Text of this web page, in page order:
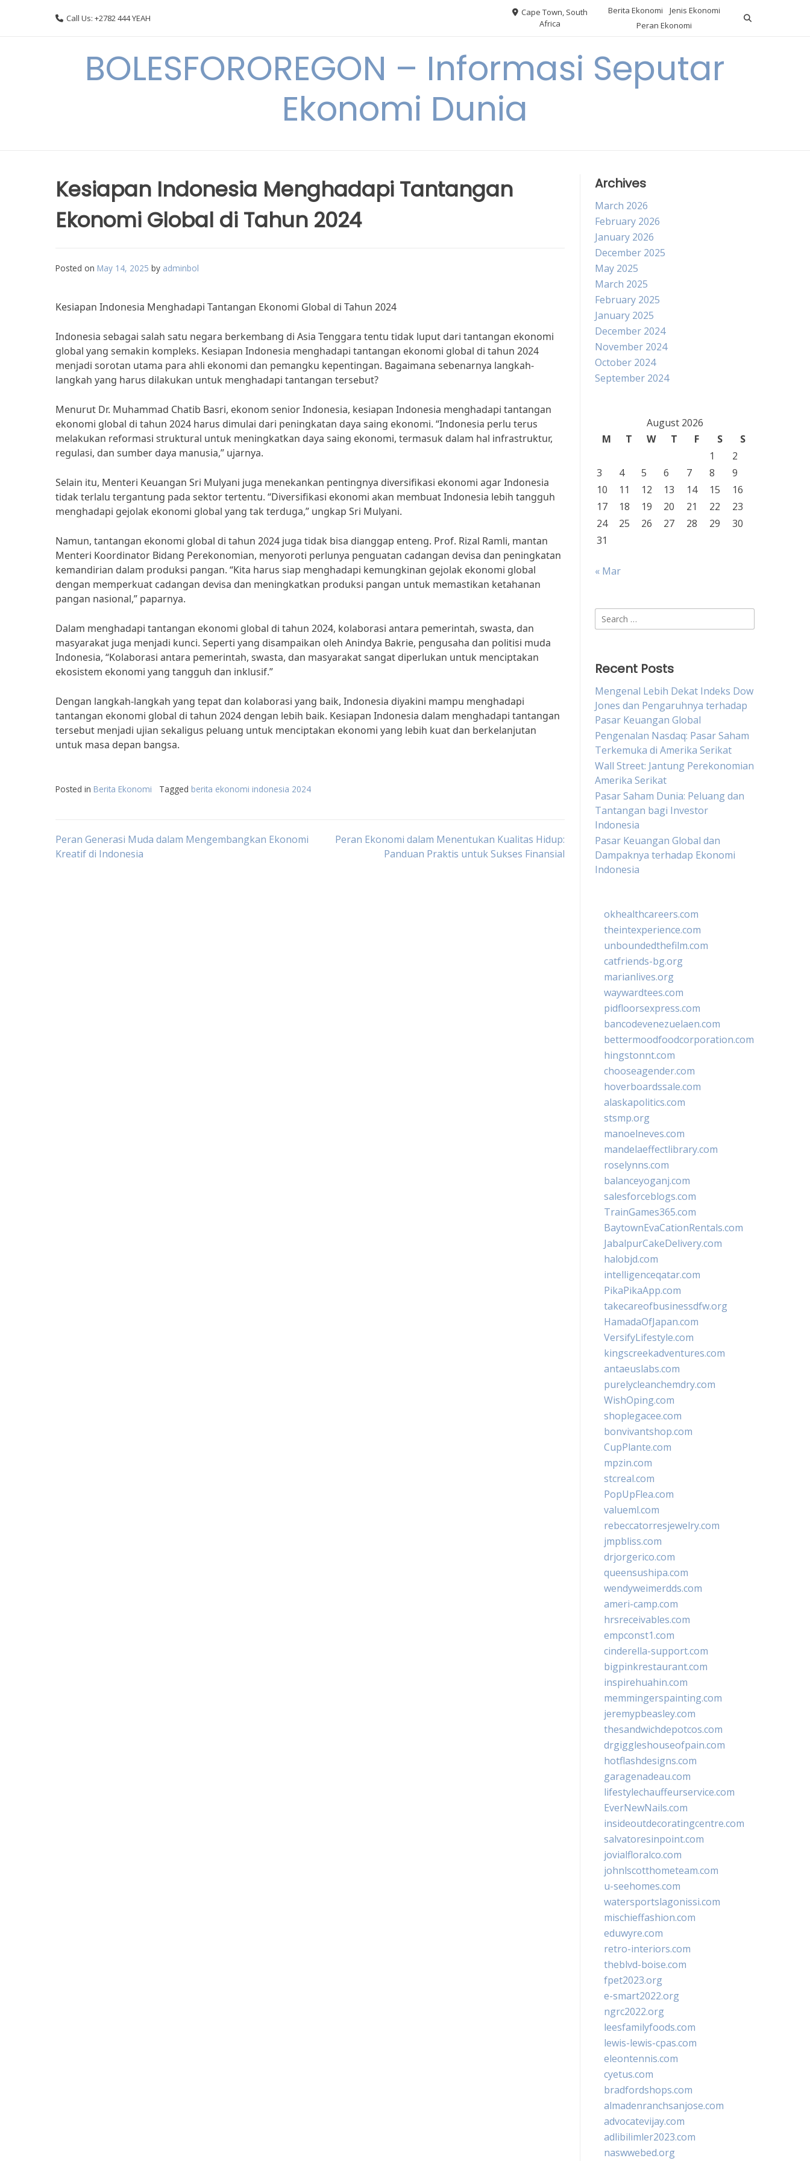
Call Us: +2782 444 YEAH
Cape Town, South
Africa
Berita Ekonomi
Jenis Ekonomi
Peran Ekonomi
BOLESFOROREGON – Informasi Seputar
Ekonomi Dunia
Kesiapan Indonesia Menghadapi Tantangan
Ekonomi Global di Tahun 2024
Posted on May 14, 2025 by adminbol
Kesiapan Indonesia Menghadapi Tantangan Ekonomi Global di Tahun 2024
Indonesia sebagai salah satu negara berkembang di Asia Tenggara tentu tidak luput dari tantangan ekonomi
global yang semakin kompleks. Kesiapan Indonesia menghadapi tantangan ekonomi global di tahun 2024
menjadi sorotan utama para ahli ekonomi dan pemangku kepentingan. Bagaimana sebenarnya langkah-
langkah yang harus dilakukan untuk menghadapi tantangan tersebut?
Menurut Dr. Muhammad Chatib Basri, ekonom senior Indonesia, kesiapan Indonesia menghadapi tantangan
ekonomi global di tahun 2024 harus dimulai dari peningkatan daya saing ekonomi. “Indonesia perlu terus
melakukan reformasi struktural untuk meningkatkan daya saing ekonomi, termasuk dalam hal infrastruktur,
regulasi, dan sumber daya manusia,” ujarnya.
Selain itu, Menteri Keuangan Sri Mulyani juga menekankan pentingnya diversifikasi ekonomi agar Indonesia
tidak terlalu tergantung pada sektor tertentu. “Diversifikasi ekonomi akan membuat Indonesia lebih tangguh
menghadapi gejolak ekonomi global yang tak terduga,” ungkap Sri Mulyani.
Namun, tantangan ekonomi global di tahun 2024 juga tidak bisa dianggap enteng. Prof. Rizal Ramli, mantan
Menteri Koordinator Bidang Perekonomian, menyoroti perlunya penguatan cadangan devisa dan peningkatan
kemandirian dalam produksi pangan. “Kita harus siap menghadapi kemungkinan gejolak ekonomi global
dengan memperkuat cadangan devisa dan meningkatkan produksi pangan untuk memastikan ketahanan
pangan nasional,” paparnya.
Dalam menghadapi tantangan ekonomi global di tahun 2024, kolaborasi antara pemerintah, swasta, dan
masyarakat juga menjadi kunci. Seperti yang disampaikan oleh Anindya Bakrie, pengusaha dan politisi muda
Indonesia, “Kolaborasi antara pemerintah, swasta, dan masyarakat sangat diperlukan untuk menciptakan
ekosistem ekonomi yang tangguh dan inklusif.”
Dengan langkah-langkah yang tepat dan kolaborasi yang baik, Indonesia diyakini mampu menghadapi
tantangan ekonomi global di tahun 2024 dengan lebih baik. Kesiapan Indonesia dalam menghadapi tantangan
tersebut menjadi ujian sekaligus peluang untuk menciptakan ekonomi yang lebih kuat dan berkelanjutan
untuk masa depan bangsa.
Posted in Berita Ekonomi Tagged berita ekonomi indonesia 2024
Post
Peran Generasi Muda dalam Mengembangkan Ekonomi
Kreatif di Indonesia
Peran Ekonomi dalam Menentukan Kualitas Hidup:
Panduan Praktis untuk Sukses Finansial
Archives
March 2026
February 2026
January 2026
December 2025
May 2025
March 2025
February 2025
January 2025
December 2024
November 2024
October 2024
September 2024
August 2026
M
T W T F S
S
1
2
3
4 5 6 7 8
9
10
11 12 13 14 15
16
17
18 19 20 21 22
23
24
25 26 27 28 29
30
31
« Mar
Search
for:
Recent Posts
Mengenal Lebih Dekat Indeks Dow
Jones dan Pengaruhnya terhadap
Pasar Keuangan Global
Pengenalan Nasdaq: Pasar Saham
Terkemuka di Amerika Serikat
Wall Street: Jantung Perekonomian
Amerika Serikat
Pasar Saham Dunia: Peluang dan
Tantangan bagi Investor
Indonesia
Pasar Keuangan Global dan
Dampaknya terhadap Ekonomi
Indonesia
okhealthcareers.com
theintexperience.com
unboundedthefilm.com
catfriends-bg.org
marianlives.org
waywardtees.com
pidfloorsexpress.com
bancodevenezuelaen.com
bettermoodfoodcorporation.com
hingstonnt.com
chooseagender.com
hoverboardssale.com
alaskapolitics.com
stsmp.org
manoelneves.com
mandelaeffectlibrary.com
roselynns.com
balanceyoganj.com
salesforceblogs.com
TrainGames365.com
BaytownEvaCationRentals.com
JabalpurCakeDelivery.com
halobjd.com
intelligenceqatar.com
PikaPikaApp.com
takecareofbusinessdfw.org
HamadaOfJapan.com
VersifyLifestyle.com
kingscreekadventures.com
antaeuslabs.com
purelycleanchemdry.com
WishOping.com
shoplegacee.com
bonvivantshop.com
CupPlante.com
mpzin.com
stcreal.com
PopUpFlea.com
valueml.com
rebeccatorresjewelry.com
jmpbliss.com
drjorgerico.com
queensushipa.com
wendyweimerdds.com
ameri-camp.com
hrsreceivables.com
empconst1.com
cinderella-support.com
bigpinkrestaurant.com
inspirehuahin.com
memmingerspainting.com
jeremypbeasley.com
thesandwichdepotcos.com
drgiggleshouseofpain.com
hotflashdesigns.com
garagenadeau.com
lifestylechauffeurservice.com
EverNewNails.com
insideoutdecoratingcentre.com
salvatoresinpoint.com
jovialfloralco.com
johnlscotthometeam.com
u-seehomes.com
watersportslagonissi.com
mischieffashion.com
eduwyre.com
retro-interiors.com
theblvd-boise.com
fpet2023.org
e-smart2022.org
ngrc2022.org
leesfamilyfoods.com
lewis-lewis-cpas.com
eleontennis.com
cyetus.com
bradfordshops.com
almadenranchsanjose.com
advocatevijay.com
adlibilimler2023.com
naswwebed.org